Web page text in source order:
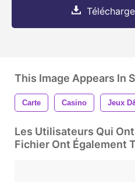
This Image Appears In
Carte Casino Jeux
Les Utilisateurs Qui
Fichier Ont Également